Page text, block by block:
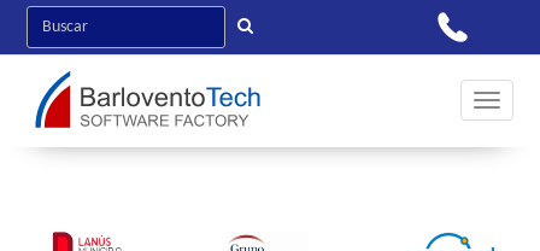
Toggle